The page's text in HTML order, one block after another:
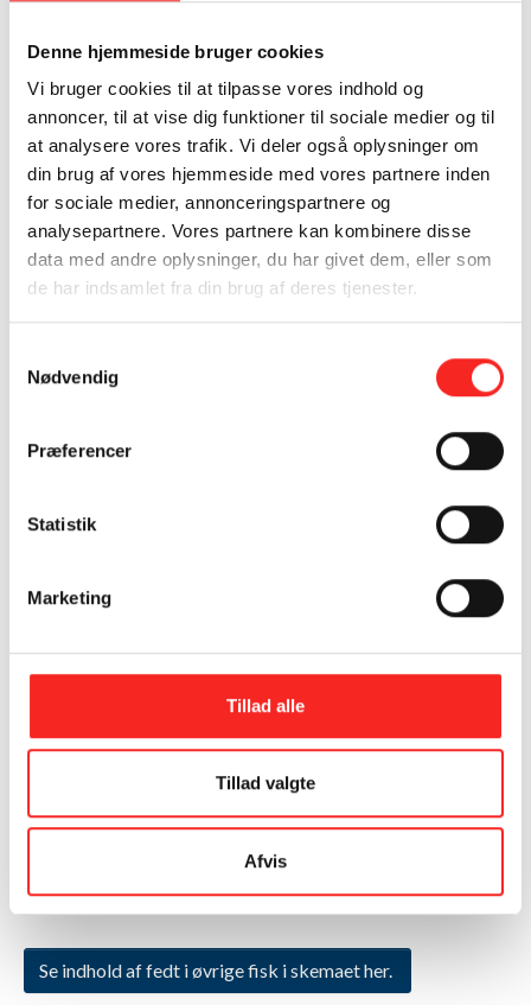
Denne hjemmeside bruger cookies
Vi bruger cookies til at tilpasse vores indhold og
annoncer, til at vise dig funktioner til sociale medier og til
at analysere vores trafik. Vi deler også oplysninger om
din brug af vores hjemmeside med vores partnere inden
for sociale medier, annonceringspartnere og
analysepartnere. Vores partnere kan kombinere disse
data med andre oplysninger, du har givet dem, eller som
de har indsamlet fra din brug af deres tjenester.
Nødvendig
Præferencer
Statistik
Marketing
Tillad alle
Tillad valgte
Afvis
Laks
Hellefisk
Det er især de fede fisk, som indeholder masser omega-3,
men stort set alle fisk og skaldyr indeholder omega-3 i
større eller mindre grad.
Hvor får jeg omega-3 fra?
Fisk er hovedkilde til de langkædede omega-3 fedtsyrer
DHA og EPA. Især fede fisketyper har et højt omega-3
indhold.De officielle Kostrådanbefaler derfor at spise
mindst 350 g fisk om ugen, heraf mindst 200 g fede fisk som
fx laks, ørred, sild og makrel, så man kan opnå det
Udover fisk kan man også finde omega-3 fedtsyren ALA i
planteolier, nødder og frø.
Se indhold af fedt i øvrige fisk i skemaet her.